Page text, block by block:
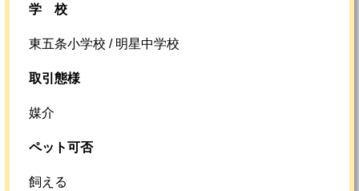
学校
東五条小学校 / 明星中学校
取引態様
媒介
ペット可否
飼える